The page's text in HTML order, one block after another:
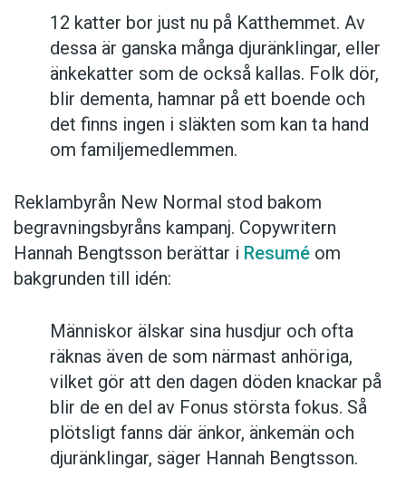
12 katter bor just nu på Katthemmet. Av
dessa är ganska många djuränklingar, eller
änkekatter som de också kallas. Folk dör,
blir dementa, hamnar på ett boende och
det finns ingen i släkten som kan ta hand
om familjemedlemmen.
Reklambyrån New Normal stod bakom
begravningsbyråns kampanj. Copywritern
Hannah Bengtsson berättar i Resumé om
bakgrunden till idén:
Människor älskar sina husdjur och ofta
räknas även de som närmast anhöriga,
vilket gör att den dagen döden knackar på
blir de en del av Fonus största fokus. Så
plötsligt fanns där änkor, änkemän och
djuränklingar, säger Hannah Bengtsson.